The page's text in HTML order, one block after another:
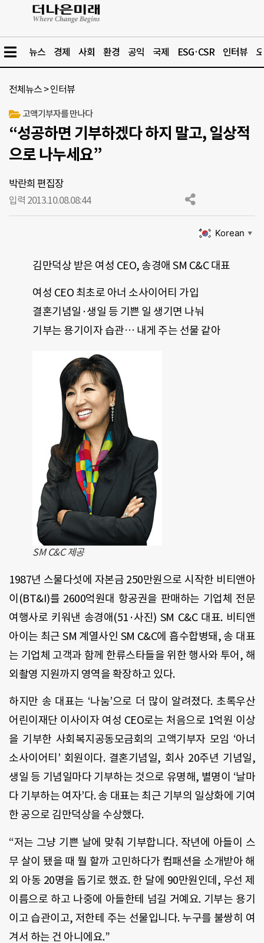
뉴스 경제 사회 환경 공익 국제 ESG·CSR 인터뷰
전체뉴스 >인터뷰
고액기부자를 만나다
“성공하면 기부하겠다 하지 말고, 일상적
으로 나누세요”
박란희 편집장
입력 2013.10.08.08:44
Korean ▼
김만덕상 받은 여성 CEO, 송경애 SM C&C 대표
여성 CEO 최초로 아너 소사이어티 가입
결혼기념일·생일 등 기쁜 일 생기면 나눠
기부는 용기이자 습관… 내게 주는 선물 같아
SM C&C 제공
1987년 스물다섯에 자본금 250만원으로 시작한 비티앤아
이(BT&I)를 2600억원대 항공권을 판매하는 기업체 전문
여행사로 키워낸 송경애(51·사진) SM C&C 대표. 비티앤
아이는 최근 SM 계열사인 SM C&C에 흡수합병돼, 송 대표
는 기업체 고객과 함께 한류스타들을 위한 행사와 투어, 해
외촬영 지원까지 영역을 확장하고 있다.
하지만 송 대표는 ‘나눔’으로 더 많이 알려졌다. 초록우산
어린이재단 이사이자 여성 CEO로는 처음으로 1억원 이상
을 기부한 사회복지공동모금회의 고액기부자 모임 ‘아너
소사이어티’ 회원이다. 결혼기념일, 회사 20주년 기념일,
생일 등 기념일마다 기부하는 것으로 유명해, 별명이 ‘날마
다 기부하는 여자’다. 송 대표는 최근 기부의 일상화에 기여
한 공으로 김만덕상을 수상했다.
“저는 그냥 기쁜 날에 맞춰 기부합니다. 작년에 아들이 스
무 살이 됐을 때 뭘 할까 고민하다가 컴패션을 소개받아 해
외 아동 20명을 돕기로 했죠. 한 달에 90만원인데, 우선 제
이름으로 하고 나중에 아들한테 넘길 거예요. 기부는 용기
이고 습관이고, 저한테 주는 선물입니다. 누구를 불쌍히 여
겨서 하는 건 아니에요.”